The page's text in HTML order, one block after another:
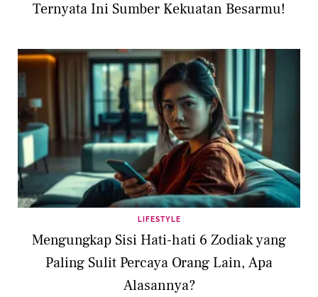
Ternyata Ini Sumber Kekuatan Besarmu!
LIFESTYLE
Mengungkap Sisi Hati-hati 6 Zodiak yang
Paling Sulit Percaya Orang Lain, Apa
Alasannya?